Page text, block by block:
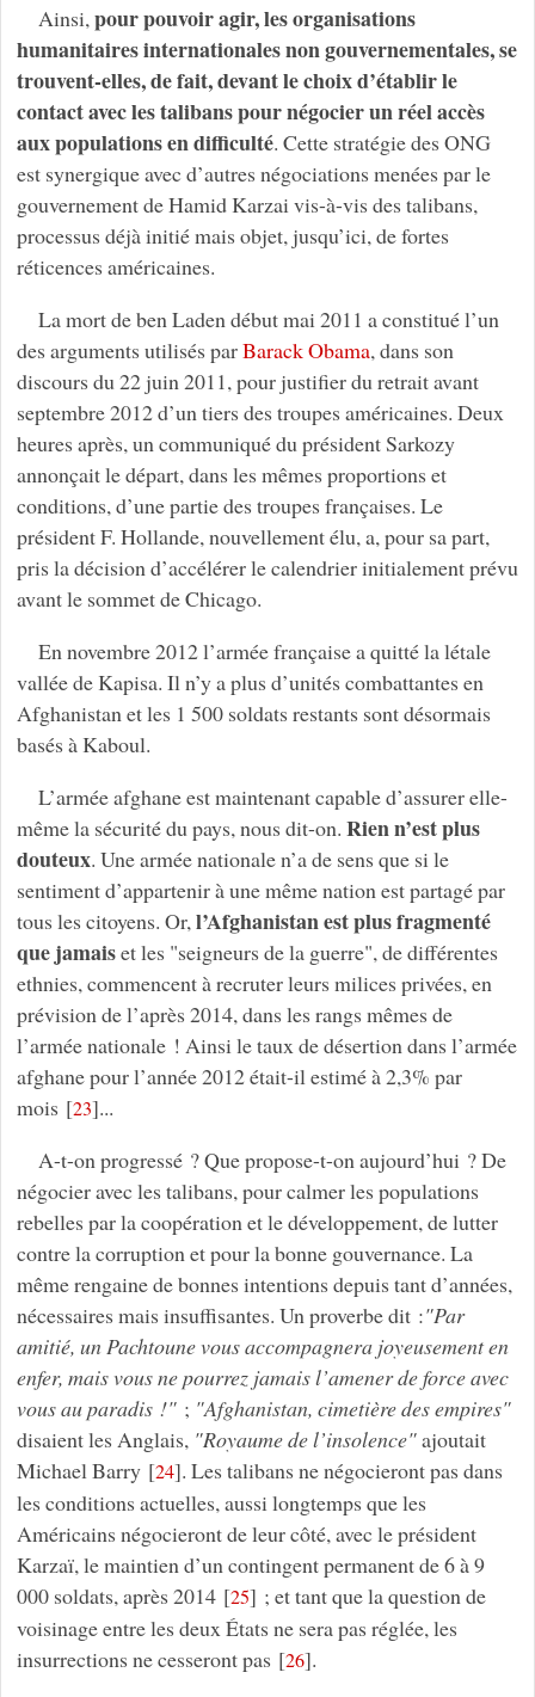
Ainsi,pour pouvoir agir, les organisations
humanitaires internationales non gouvernementales, se
trouvent-elles, de fait, devant le choix d’établir le
contact avec les talibans pour négocier un réel accès
aux populations en difficulté. Cette stratégie des ONG
est synergique avec d’autres négociations menées par le
gouvernement de Hamid Karzai vis-à-vis des talibans,
processus déjà initié mais objet, jusqu’ici, de fortes
réticences américaines.
La mort de ben Laden début mai 2011 a constitué l’un
des arguments utilisés parBarack Obama, dans son
discours du 22 juin 2011, pour justifier du retrait avant
septembre 2012 d’un tiers des troupes américaines. Deux
heures après, un communiqué du président Sarkozy
annonçait le départ, dans les mêmes proportions et
conditions, d’une partie des troupes françaises. Le
président F. Hollande, nouvellement élu, a, pour sa part,
pris la décision d’accélérer le calendrier initialement prévu
avant le sommet de Chicago.
En novembre 2012 l’armée française a quitté la létale
vallée de Kapisa. Il n’y a plus d’unités combattantes en
Afghanistan et les 1 500 soldats restants sont désormais
basés à Kaboul.
L’armée afghane est maintenant capable d’assurer elle-
même la sécurité du pays, nous dit-on. Rien n’est plus
douteux. Une armée nationale n’a de sens que si le
sentiment d’appartenir à une même nation est partagé par
tous les citoyens. Or, l’Afghanistan est plus fragmenté
que jamaiset les "seigneurs de la guerre", de différentes
ethnies, commencent à recruter leurs milices privées, en
prévision de l’après 2014, dans les rangs mêmes de
l’armée nationale ! Ainsi le taux de désertion dans l’armée
afghane pour l’année 2012 était-il estimé à 2,3% par
mois [23]...
A-t-on progressé ? Que propose-t-on aujourd’hui ? De
négocier avec les talibans, pour calmer les populations
rebelles par la coopération et le développement, de lutter
contre la corruption et pour la bonne gouvernance. La
même rengaine de bonnes intentions depuis tant d’années,
nécessaires mais insuffisantes. Un proverbe dit :"Par
amitié, un Pachtoune vous accompagnera joyeusement en
enfer, mais vous ne pourrez jamais l’amener de force avec
vous au paradis !"; "Afghanistan, cimetière des empires"
disaient les Anglais, "Royaume de l’insolence"ajoutait
Michael Barry[24]. Les talibans ne négocieront pas dans
les conditions actuelles, aussi longtemps que les
Américains négocieront de leur côté, avec le président
Karzaï, le maintien d’un contingent permanent de 6 à 9
000 soldats, après 2014[25] ; et tant que la question de
voisinage entre les deux États ne sera pas réglée, les
insurrections ne cesseront pas [26].